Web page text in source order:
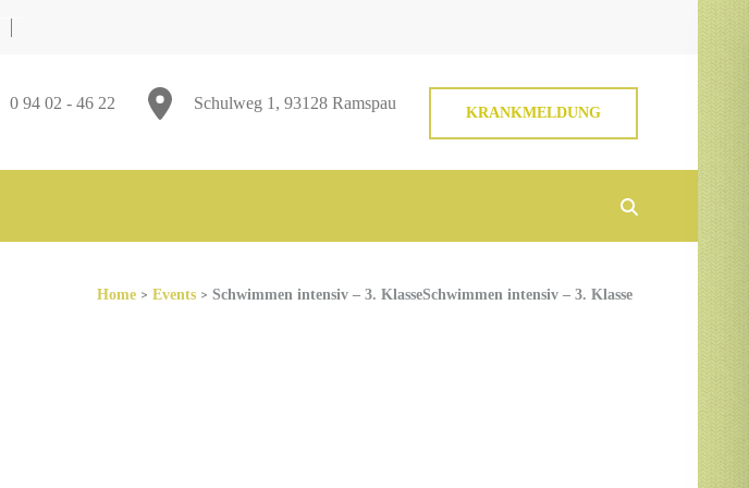
KRANKMELDUNG
Schulweg 1, 93128 Ramspau
0 94 02 - 46 22
Home > Events > Schwimmen intensiv – 3. KlasseSchwimmen intensiv – 3. Klasse